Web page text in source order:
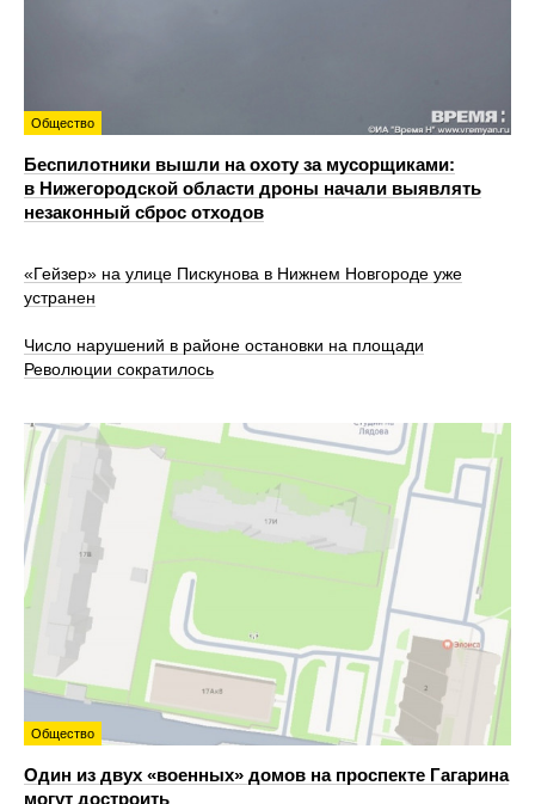
Общество
Беспилотники вышли на охоту за мусорщиками:
в Нижегородской области дроны начали выявлять
незаконный сброс отходов
«Гейзер» на улице Пискунова в Нижнем Новгороде уже
устранен
Число нарушений в районе остановки на площади
Революции сократилось
Общество
Один из двух «военных» домов на проспекте Гагарина
могут достроить